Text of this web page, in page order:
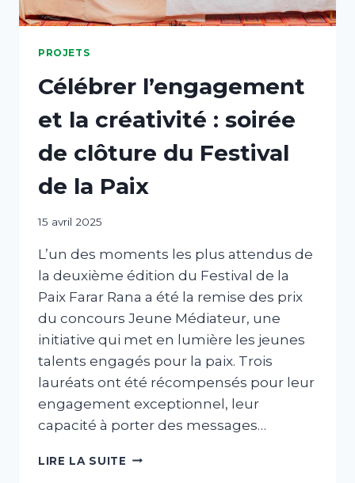
PROJETS
Célébrer l’engagement
et la créativité : soirée
de clôture du Festival
de la Paix
Par
15 avril 2025
L’un des moments les plus attendus de
la deuxième édition du Festival de la
Paix Farar Rana a été la remise des prix
du concours Jeune Médiateur, une
initiative qui met en lumière les jeunes
talents engagés pour la paix. Trois
lauréats ont été récompensés pour leur
engagement exceptionnel, leur
capacité à porter des messages…
LIRE LA SUITE